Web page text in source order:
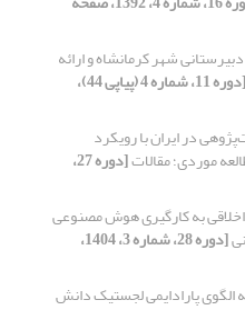
شهر کرمانشاه و ارائه
[دوره 11، شماره 4 (پیاپی 44)،
در ایران با رویکرد
موردی؛ مقالات [دوره 27،
به‌ کارگیری هوش مصنوعی
[دوره 28، شماره 3، 1404،
الگوی پارادایمی لجستیک دانش